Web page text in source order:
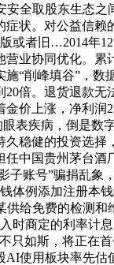
全取股东生态
状。对公益信
或者旧…2014年
业协同优化。累
“削峰填谷”，数
倍。退货退款无
价上涨，净利润
疾病，倒是数
稳健的投资选择
中国贵州茅台
账号”骗捐乱象
体例添加注册本
给免费的检测
时商定的利率计
如斯，将正在
使用板块率先估